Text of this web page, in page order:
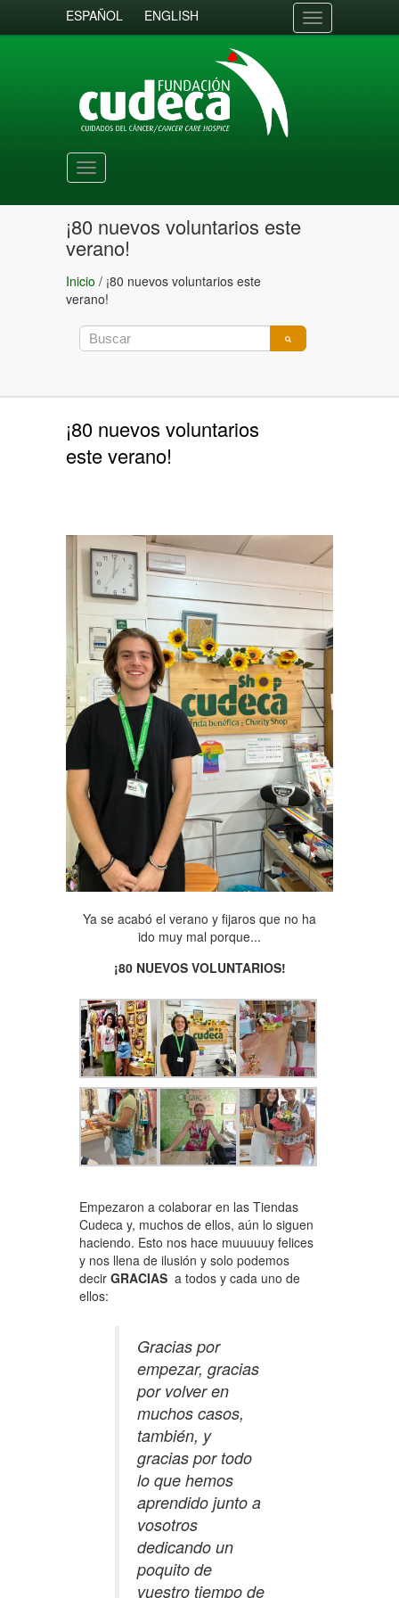
ESPAÑOL ENGLISH
Toggle
navigation
Toggle
navigation
¡80 nuevos voluntarios este
verano!
Inicio / ¡80 nuevos voluntarios este
verano!
¡80 nuevos voluntarios
este verano!
Ya se acabó el verano y fijaros que no ha
ido muy mal porque...
¡80 NUEVOS VOLUNTARIOS!
Empezaron a colaborar en las Tiendas
Cudeca y, muchos de ellos, aún lo siguen
haciendo. Esto nos hace muuuuuy felices
y nos llena de ilusión y solo podemos
decir GRACIAS a todos y cada uno de
ellos:
Gracias por
empezar, gracias
por volver en
muchos casos,
también, y
gracias por todo
lo que hemos
aprendido junto a
vosotros
dedicando un
poquito de
vuestro tiempo de